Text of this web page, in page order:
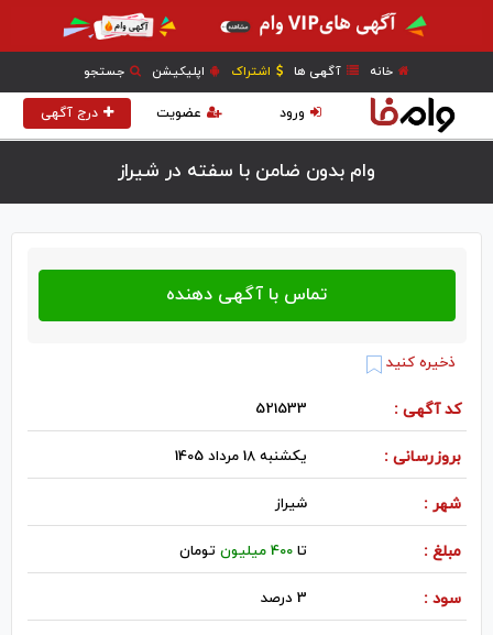
خانه آگهی ها اشتراک اپلیکیشن جستجو
درج آگهی عضویت ورود
وام بدون ضامن با سفته در شيراز
ذخیره کنید
کد آگهی : 521533
بروزرسانی : یکشنبه 18 مرداد 1405
شهر : شيراز
مبلغ : تا400 میلیون تومان
سود : 3 درصد